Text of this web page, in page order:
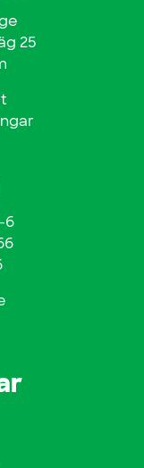
25
6